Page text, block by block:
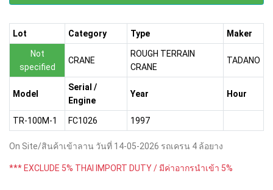
Lot Category Type Maker
Not
specified
CRANE
ROUGH TERRAIN
CRANE
TADANO
Model
Serial /
Engine
Year Hour
TR-100M-1 FC1026 1997
On Site/สินค้าเข้าลาน วันที่ 14-05-2026 รถเครน 4 ล้อยาง
*** EXCLUDE 5% THAI IMPORT DUTY / มีค่าอากรนำเข้า 5%